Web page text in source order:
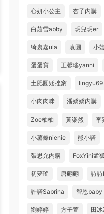
心妍小公主 杏子内購
白茹雪abby 玥兒玥er
绮裏嘉ula 袁圓 小
蛋蛋寶 王馨瑤yanni
土肥圓矮挫窮 lingyu69
小肉肉咪 潘嬌嬌内購
Zoe柚柚 黃楽然 李
小薯條nienie 熊小諾
張思允内購 FoxYini孟
初夢瑤 唐翩翩 詩
許諾Sabrina 智恩baby
劉婷婷 方子萱 田